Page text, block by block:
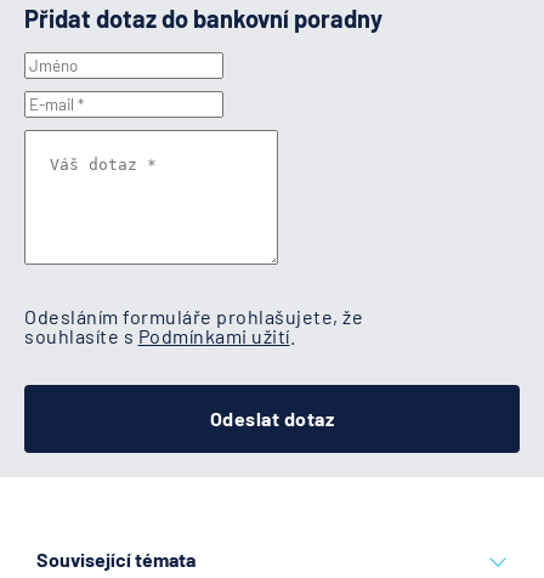
Přidat dotaz do bankovní poradny
Odesláním formuláře prohlašujete, že
souhlasíte s Podmínkami užití
Odeslat dotaz
Související témata